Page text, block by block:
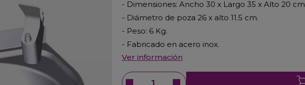
- Dimensiones: Ancho 30 x Largo 35 x Alto 20 cm
- Diámetro de poza 26 x alto 11.5 cm.
- Peso: 6 Kg.
- Fabricado en acero inox.
Ver información